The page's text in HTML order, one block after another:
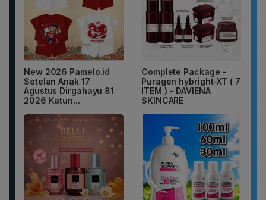
New 2026 Pamelo.id
Setelan Anak 17
Agustus Dirgahayu 81
2026 Katun...
Complete Package -
Puragen hybright-XT ( 7
ITEM ) - DAVIENA
SKINCARE